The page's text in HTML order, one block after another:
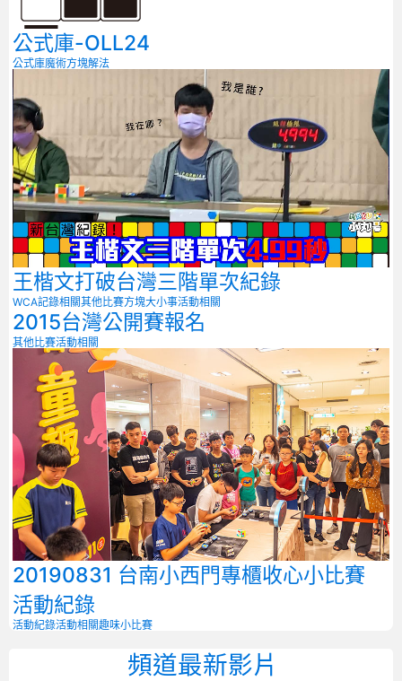
公式庫-OLL24
公式庫魔術方塊解法
王楷文打破台灣三階單次紀錄
WCA記錄相關其他比賽方塊大小事活動相關
2015台灣公開賽報名
其他比賽活動相關
20190831 台南小西門專櫃收心小比賽
活動紀錄
活動紀錄活動相關趣味小比賽
頻道最新影片